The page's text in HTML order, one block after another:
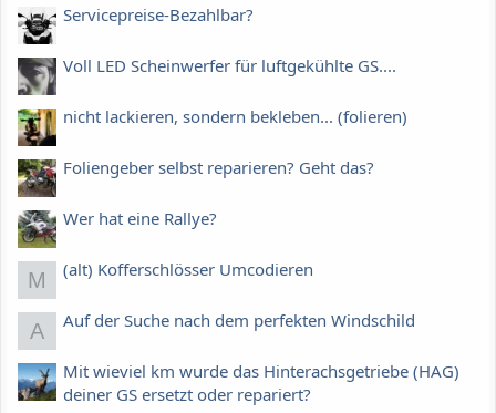
Servicepreise-Bezahlbar?
Voll LED Scheinwerfer für luftgekühlte GS....
nicht lackieren, sondern bekleben... (folieren)
Foliengeber selbst reparieren? Geht das?
Wer hat eine Rallye?
M (alt) Kofferschlösser Umcodieren
A Auf der Suche nach dem perfekten Windschild
Mit wieviel km wurde das Hinterachsgetriebe (HAG)
deiner GS ersetzt oder repariert?